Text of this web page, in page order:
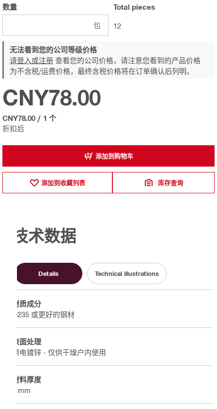
数量
包
Total pieces
12
无法看到您的公司等级价格
请登入或注册 查看您的公司价格，请注意您看到的产品价格
为不含税/运费价格，最终含税价格将在订单确认后列明。
折扣后
CNY78.00
CNY78.00 / 1 个
添加到购物车
添加到收藏列表 库存查询
技术数据
Details Technical illustrations
材质成分
Q235 或更好的钢材
表面处理
预电镀锌 - 仅供干燥户内使用
材料厚度
4 mm